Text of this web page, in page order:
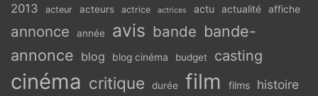
2013 acteur acteurs actrice actrices actu actualité affiche
annonce année avis bande bande-
annonce blog blog cinéma budget casting
cinéma critique durée film films histoire